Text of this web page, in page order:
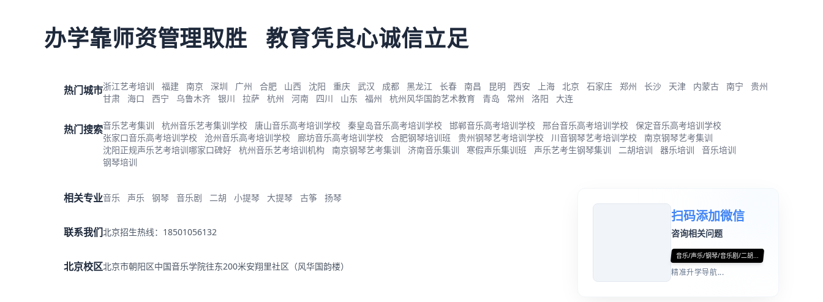
办学靠师资管理取胜 教育凭良心诚信立足
热门城市浙江艺考培训 福建 南京 深圳 广州 合肥 山西 沈阳 重庆 武汉 成都 黑龙江 长春 南昌 昆明 西安 上海 北京 石家庄 郑州 长沙 天津 内蒙古 南宁
贵州
甘肃
海口 西宁 乌鲁木齐 银川 拉萨 杭州 河南 四川 山东 福州 杭州风华国韵艺术教育 青岛 常州 洛阳 大连
热门搜索音乐艺考集训 杭州音乐艺考集训学校 唐山音乐高考培训学校 秦皇岛音乐高考培训学校 邯郸音乐高考培训学校 邢台音乐高考培训学校
保定音乐高考培训学校
张家口音乐高考培训学校
沧州音乐高考培训学校 廊坊音乐高考培训学校 合肥钢琴培训班 贵州钢琴艺考培训学校 川音钢琴艺考培训学校
南京钢琴艺考集训
沈阳正规声乐艺考培训哪家口碑好
杭州音乐艺考培训机构 南京钢琴艺考集训 济南音乐集训 寒假声乐集训班 声乐艺考生钢琴集训 二胡培训 器乐培训
音乐培训
钢琴培训
相关专业音乐 声乐 钢琴 音乐剧 二胡 小提琴 大提琴 古筝 扬琴
联系我们北京招生热线：18501056132
北京校区北京市朝阳区中国音乐学院往东200米安翔里社区（风华国韵楼）
扫码添加微信
咨询相关问题
音乐/声乐/钢琴/音乐剧/二胡...
精准升学导航...